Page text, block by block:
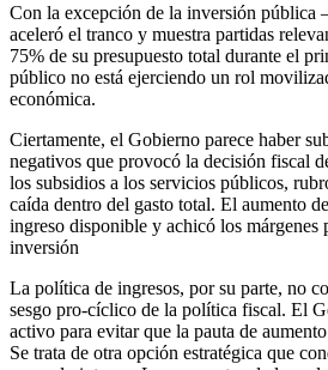
Con la excepción de la inversión pública
aceleró el tranco y muestra partidas
75% de su presupuesto total durante el
público no está ejerciendo un rol
económica.
Ciertamente, el Gobierno parece haber
negativos que provocó la decisión fiscal
los subsidios a los servicios públicos,
caída dentro del gasto total. El aumento
ingreso disponible y achicó los márgenes
inversión
La política de ingresos, por su parte, no
sesgo pro-cíclico de la política fiscal. El
activo para evitar que la pauta de
Se trata de otra opción estratégica que